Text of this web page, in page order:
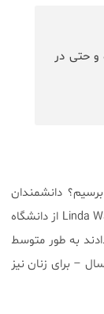
و حتی در
معمای طول عمر داشتند. چگونه می‌توانیم به ۱۲۰ سالگی برسیم؟ دانشمندان
مطالعات متعددی در این خصوص انجام داده‌اند. به عنوان مثال مطالعه‌ای که در سال ۲۰۰۶ توسط Linda Waite از دانشگاه
به طور متوسط
که ازدواج کرده‌اند، ۱۰ سال بیش از سایر مردان عمر می‌کنند. همین روند – با فاصله‌ی سنی ۴ سال – برای زنان نیز